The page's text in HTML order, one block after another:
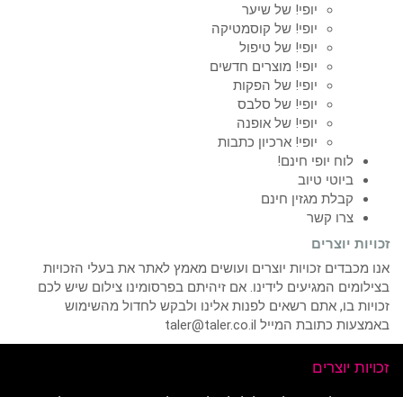
יופי! של שיער
יופי! של קוסמטיקה
יופי! של טיפול
יופי! מוצרים חדשים
יופי! של הפקות
יופי! של סלבס
יופי! של אופנה
יופי! ארכיון כתבות
לוח יופי חינם!
ביוטי טיוב
קבלת מגזין חינם
צרו קשר
זכויות יוצרים
אנו מכבדים זכויות יוצרים ועושים מאמץ לאתר את בעלי הזכויות
בצילומים המגיעים לידינו. אם זיהיתם בפרסומינו צילום שיש לכם
זכויות בו, אתם רשאים לפנות אלינו ולבקש לחדול מהשימוש
באמצעות כתובת המייל taler@taler.co.il
זכויות יוצרים